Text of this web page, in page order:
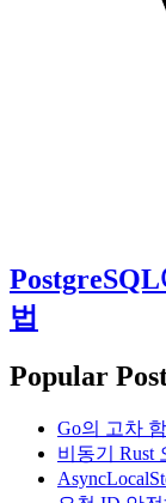
법
Popular
Go의 고차
비동기 Rust